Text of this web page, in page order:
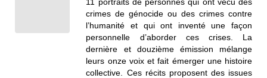
crimes de génocide ou des crimes contre
l’humanité et qui ont inventé une façon
personnelle d’aborder ces crises. La
dernière et douzième émission mélange
leurs onze voix et fait émerger une histoire
collective. Ces récits proposent des issues